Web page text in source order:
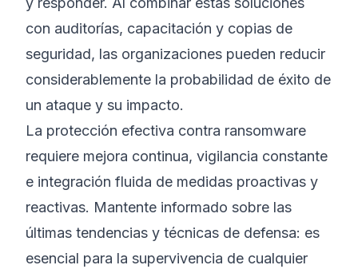
con auditorías, capacitación y copias de
seguridad, las organizaciones pueden reducir
considerablemente la probabilidad de éxito de
un ataque y su impacto.
La protección efectiva contra ransomware
requiere mejora continua, vigilancia constante
e integración fluida de medidas proactivas y
reactivas. Mantente informado sobre las
últimas tendencias y técnicas de defensa: es
esencial para la supervivencia de cualquier